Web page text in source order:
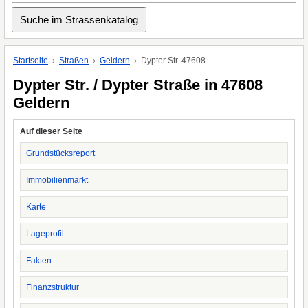
Startseite Straßen Geldern Dypter Str. 47608
Dypter Str. / Dypter Straße in 47608
Geldern
Auf dieser Seite
Grundstücksreport
Immobilienmarkt
Karte
Lageprofil
Fakten
Finanzstruktur